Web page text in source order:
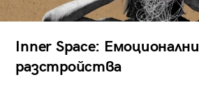
Inner Space: Емоционални
разстройства